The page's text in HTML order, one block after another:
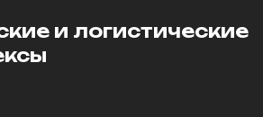
и логистические